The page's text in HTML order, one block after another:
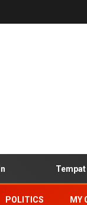
Tempat
POLITICS MY